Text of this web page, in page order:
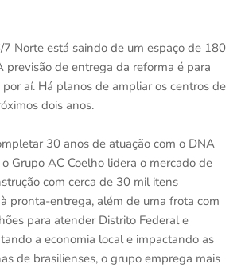
Norte está saindo de um espaço de 180
previsão de entrega da reforma é para
por aí. Há planos de ampliar os centros de
dois anos.
30 anos de atuação com o DNA
Grupo AC Coelho lidera o mercado de
com cerca de 30 mil itens
pronta-entrega, além de uma frota com
para atender Distrito Federal e
a economia local e impactando as
de brasilienses, o grupo emprega mais